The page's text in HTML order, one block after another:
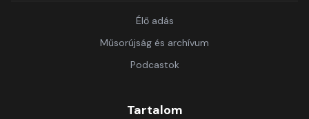
Élő adás
Műsorújság és archívum
Podcastok
Tartalom